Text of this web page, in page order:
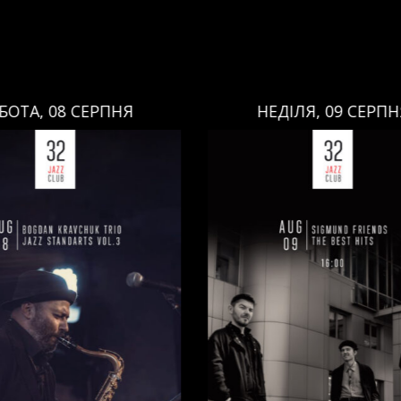
09 СЕРПНЯ
Ціна:
Павло Литвиненко
)/Денис Дудко
Люлякін
НЕДІЛЯ, 09
Ціна:
Виконавці:
Павло
(Рояль,)/Денис Дудко
Олександр Люлякін (
/